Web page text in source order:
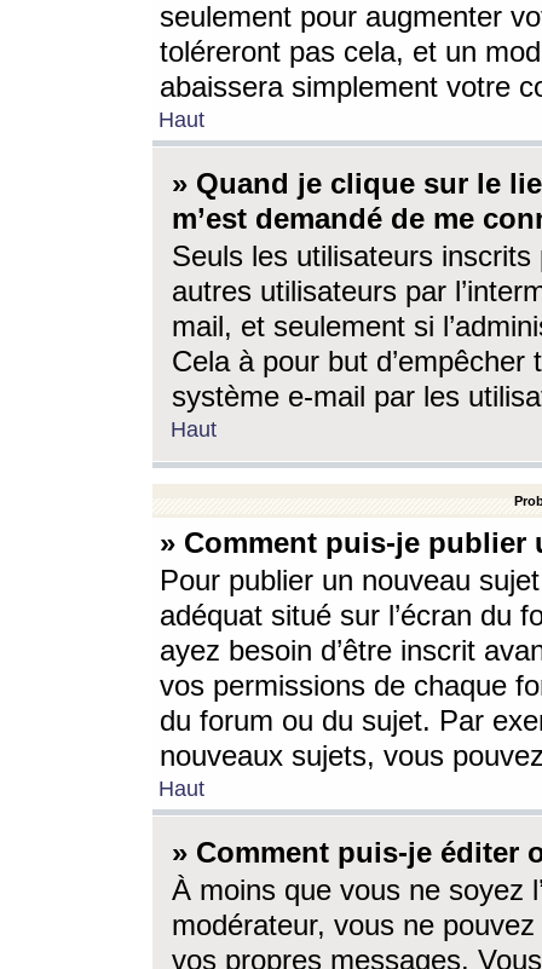
seulement pour augmenter
toléreront pas cela, et un
abaissera simplement votre
Haut
» Quand je clique sur le
m’est demandé de me
Seuls les utilisateurs
autres utilisateurs par
mail, et seulement si
Cela à pour but
système e-mail par les
Haut
» Comment puis-je
Pour publier un nouveau
adéquat situé sur l’écran du
ayez besoin d’être inscrit
vos permissions de chaque
du forum ou du sujet. Par
nouveaux sujets, vous
Haut
» Comment puis-je éditer
À moins que vous ne soyez
modérateur, vous ne
vos propres messages.